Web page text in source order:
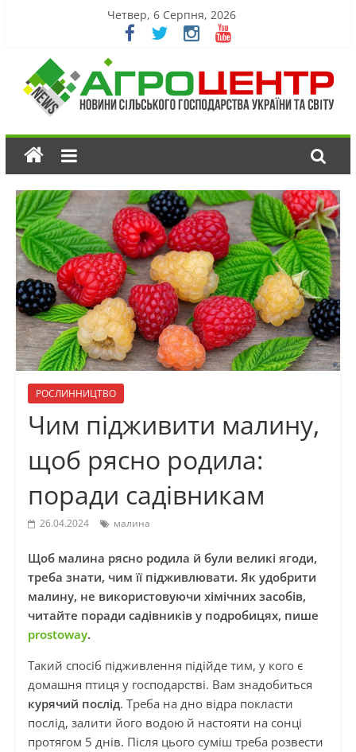
Четвер, 6 Серпня, 2026
РОСЛИННИЦТВО
Чим підживити малину,
щоб рясно родила:
поради садівникам
26.04.2024 малина
Щоб малина рясно родила й були великі ягоди,
треба знати, чим її підживлювати. Як удобрити
малину, не використовуючи хімічних засобів,
читайте поради садівників у подробицях, пише
prostoway.
Такий спосіб підживлення підійде тим, у кого є
домашня птиця у господарстві. Вам знадобиться
курячий послід. Треба на дно відра покласти
послід, залити його водою й настояти на сонці
протягом 5 днів. Після цього суміш треба розвести